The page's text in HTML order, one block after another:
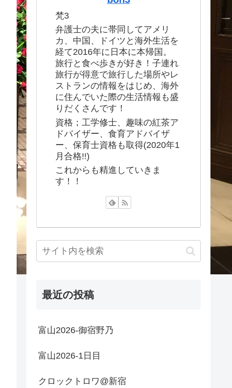
梵3
弁護士の夫に帯同してアメリ
カ、中国、ドイツと海外生活を
経て2016年に日本に本帰国。
旅行と食べ歩きが好き！子連れ
旅行が得意で旅行した場所やレ
ストランの情報をはじめ、海外
に住んでいた際の生活情報も盛
りだくさんです！
資格；工学修士、趣味の紅茶ア
ドバイザー、食育アドバイザ
ー、保育士資格も取得(2020年1
月合格!!)
これからも精進していきま
す！！
最近の投稿
富山2026-御宿野乃
富山2026-1日目
クロックトロワ@新宿